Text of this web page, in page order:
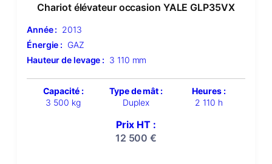
Chariot élévateur occasion YALE GLP35VX
Année : 2013
Énergie : GAZ
Hauteur de levage : 3 110 mm
Capacité :
3 500 kg
Type de mât :
Duplex
Heures :
2 110 h
Prix HT :
12 500€